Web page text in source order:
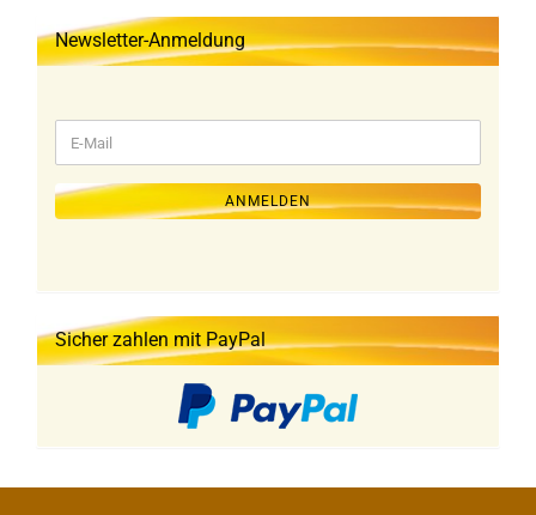
Newsletter-Anmeldung
ZUR
ANMELDUNG
E-
Mail
ANMELDEN
Sicher zahlen mit PayPal